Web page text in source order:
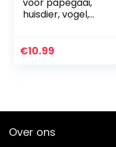
voor papegaai,
huisdier, vogel,
buiten vliegen,
€10.99
Over ons